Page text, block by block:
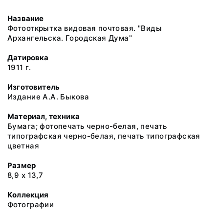
Название
Фотооткрытка видовая почтовая. "Виды
Архангельска. Городская Дума"
Датировка
1911 г.
Изготовитель
Издание А.А. Быкова
Материал, техника
Бумага; фотопечать черно-белая, печать
типографская черно-белая, печать типографская
цветная
Размер
8,9 х 13,7
Коллекция
Фотографии